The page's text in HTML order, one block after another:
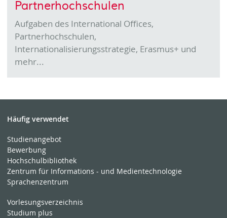
Partnerhochschulen
Aufgaben des International Offices,
Partnerhochschulen,
Internationalisierungsstrategie, Erasmus+ und
mehr...
Häufig verwendet
Studienangebot
Bewerbung
Hochschulbibliothek
Zentrum für Informations - und Medientechnologie
Sprachenzentrum
Vorlesungsverzeichnis
Studium plus